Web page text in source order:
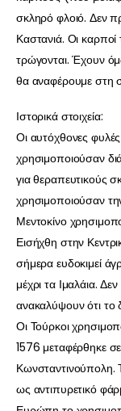
σκληρό φλοιό. Δεν
Καστανιά. Οι
τρώγονται. Έχουν
θα αναφέρουμε στη
Ιστορικά στοιχεία:
Οι αυτόχθονες
χρησιμοποιούσαν
για θεραπευτικούς
χρησιμοποιούσαν
Μεντοκίνο
Εισήχθη στην
σήμερα ευδοκιμεί
μέχρι τα Ιμαλάια.
ανακαλύψουν ότι το
Οι Τούρκοι
1576 μεταφέρθηκε
Κωνσταντινούπολη.
ως αντιπυρετικό